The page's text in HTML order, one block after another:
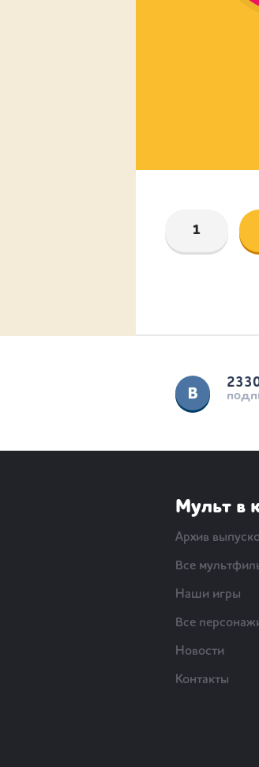
1
Мульт в
Архив
Все
Наши игры
Все
Новости
Контакты